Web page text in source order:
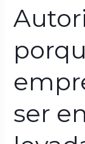
ser
e
a